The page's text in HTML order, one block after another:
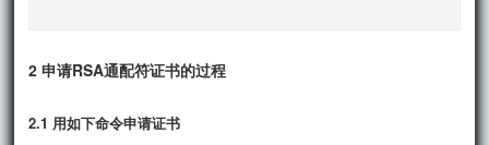
2 申请RSA通配符证书的过程
2.1 用如下命令申请证书